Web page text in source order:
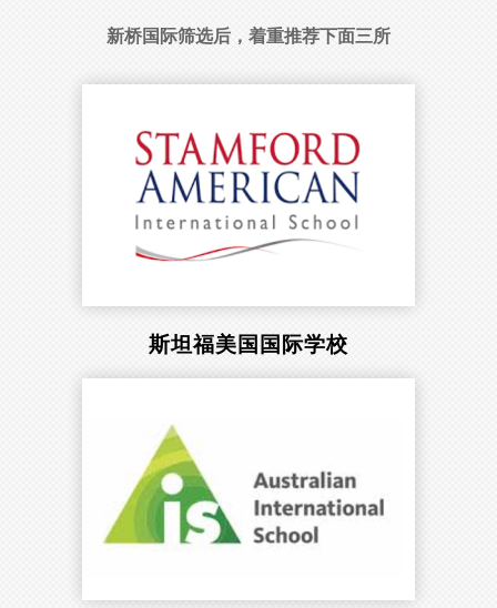
新桥国际筛选后，着重推荐下面三所
斯坦福美国国际学校